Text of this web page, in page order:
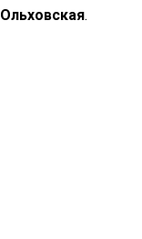
Ольховская.